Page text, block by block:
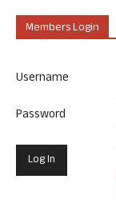
Members Login
Username
Password